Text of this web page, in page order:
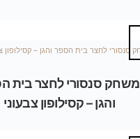
משחק סנסורי לחצר בית
והגן – קסילופון צבעוני